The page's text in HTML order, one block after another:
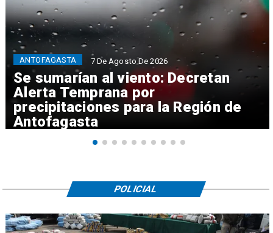
Se sumarían al viento: Decretan
Alerta Temprana por
precipitaciones para la Región de
Antofagasta
ANTOFAGASTA 7 De Agosto De 2026
POLICIAL